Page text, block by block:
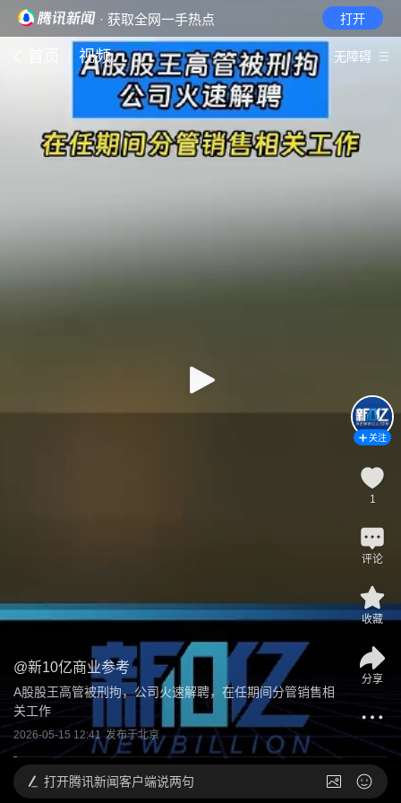
· 获取全网一手热点 打开
视频 无障碍
@新10亿商业参考
A股股王高管被刑拘，公司火速解聘，在任期间分管销售相
关工作
2026-05-15 12:41 发布于北京
关注
1
评论
收藏
分享
打开腾讯新闻客户端说两句